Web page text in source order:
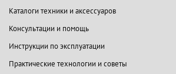
Каталоги техники и аксессуаров
Консультации и помощь
Инструкции по эксплуатации
Практические технологии и советы